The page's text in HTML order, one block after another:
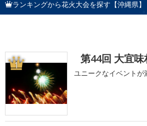
ランキングから花火大会を探す【沖縄県】
1 第44回 大宜味
ユニークなイベントが